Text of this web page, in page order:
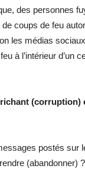
des personnes
coups de feu
les médias
à l’intérieur d’un
(corruption)
postés sur
(abandonner)